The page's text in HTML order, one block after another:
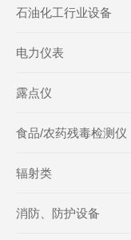
石油化工行业设备
电力仪表
露点仪
食品/农药残毒检测仪
辐射类
消防、防护设备